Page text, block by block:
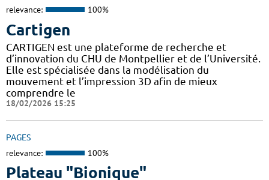
relevance: 100%
Cartigen
CARTIGEN est une plateforme de recherche et
d’innovation du CHU de Montpellier et de l’Université.
Elle est spécialisée dans la modélisation du
mouvement et l’impression 3D afin de mieux
comprendre le
18/02/2026 15:25
PAGES
relevance: 100%
Plateau "Bionique"